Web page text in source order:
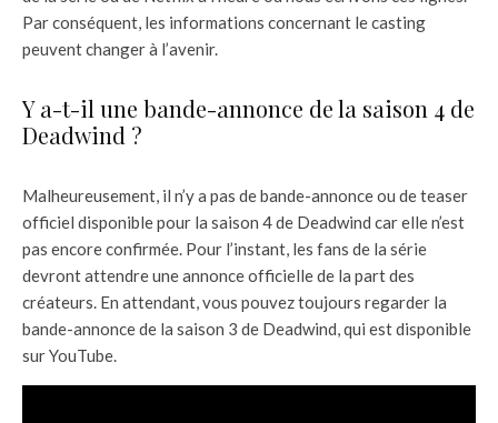
Par conséquent, les informations concernant le casting
peuvent changer à l’avenir.
Y a-t-il une bande-annonce de la saison 4 de
Deadwind ?
Malheureusement, il n’y a pas de bande-annonce ou de teaser
officiel disponible pour la saison 4 de Deadwind car elle n’est
pas encore confirmée. Pour l’instant, les fans de la série
devront attendre une annonce officielle de la part des
créateurs. En attendant, vous pouvez toujours regarder la
bande-annonce de la saison 3 de Deadwind, qui est disponible
sur YouTube.